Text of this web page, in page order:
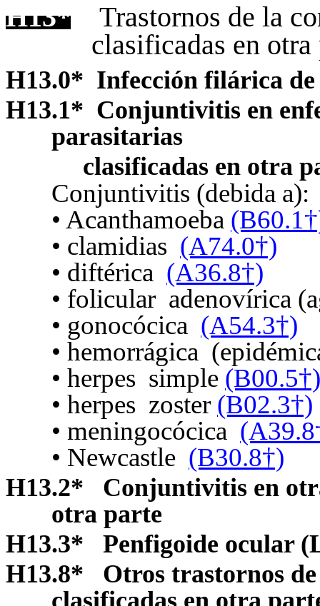
H13*
Trastornos de la
clasificadas en otra
H13.0* Infección filárica
H13.1* Conjuntivitis en
parasitarias
clasificadas en otra
Conjuntivitis (debida a):
• Acanthamoeba
• clamidias (A74.0†)
• diftérica (A36.8†)
• folicular adenovírica
• gonocócica (A54.3†)
• hemorrágica
• herpes simple (B00.5†)
• herpes zoster (B02.3†)
• meningocócica
• Newcastle (B30.8†)
H13.2*
Conjuntivitis en
otra parte
H13.3*
Penfigoide ocular
H13.8*
Otros trastornos